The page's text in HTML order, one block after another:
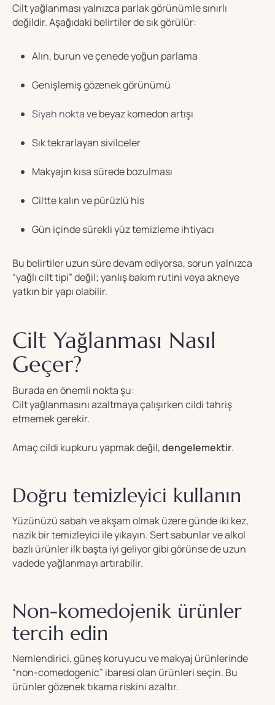
Cilt yağlanması yalnızca parlak görünümle sınırlı
değildir. Aşağıdaki belirtiler de sık görülür:
Alın, burun ve çenede yoğun parlama
Genişlemiş gözenek görünümü
Siyah noktave beyaz komedon artışı
Sık tekrarlayan sivilceler
Makyajın kısa sürede bozulması
Ciltte kalın ve pürüzlü his
Gün içinde sürekli yüz temizleme ihtiyacı
Bu belirtiler uzun süre devam ediyorsa, sorun yalnızca
“yağlı cilt tipi” değil; yanlış bakım rutini veya akneye
yatkın bir yapı olabilir.
Cilt Yağlanması Nasıl
Geçer?
Burada en önemli nokta şu:
Cilt yağlanmasını azaltmaya çalışırken cildi tahriş
etmemek gerekir.
Amaç cildi kupkuru yapmak değil,dengelemektir.
Doğru temizleyici kullanın
Yüzünüzü sabah ve akşam olmak üzere günde iki kez,
nazik bir temizleyici ile yıkayın. Sert sabunlar ve alkol
bazlı ürünler ilk başta iyi geliyor gibi görünse de uzun
vadede yağlanmayı artırabilir.
Non-komedojenik ürünler
tercih edin
Nemlendirici, güneş koruyucu ve makyaj ürünlerinde
“non-comedogenic” ibaresi olan ürünleri seçin. Bu
ürünler gözenek tıkama riskini azaltır.